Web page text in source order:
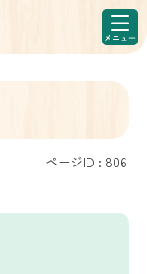
ページID : 806